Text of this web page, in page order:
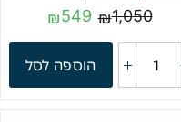
₪1,050
₪549
הוספה לסל